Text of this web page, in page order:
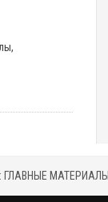
ГЛАВНЫЕ МАТЕРИАЛЫ